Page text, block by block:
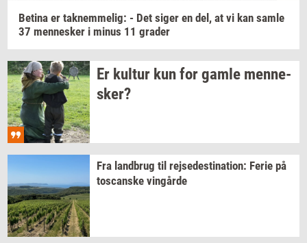
Be­ti­na er tak­nem­me­lig: - Det siger en del, at vi kan samle
37 men­ne­sker i minus 11 gra­der
Er kul­tur kun for gamle men­ne­
sker?
Fra land­brug til rej­se­desti­na­tion: Ferie på
toscan­ske vin­går­de